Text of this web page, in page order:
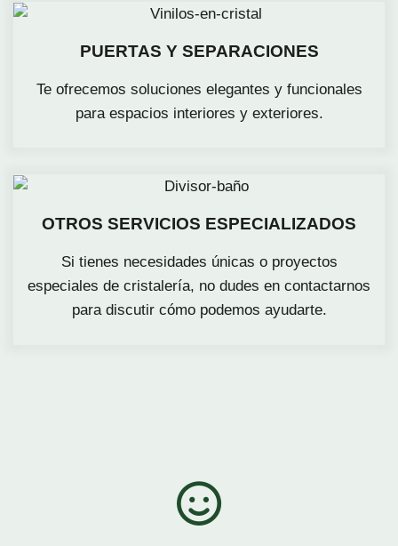
PUERTAS Y SEPARACIONES​
Te ofrecemos soluciones elegantes y funcionales
para espacios interiores y exteriores.
OTROS SERVICIOS ESPECIALIZADOS
Si tienes necesidades únicas o proyectos
especiales de cristalería, no dudes en contactarnos
para discutir cómo podemos ayudarte.